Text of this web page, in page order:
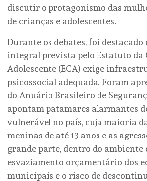
discutir o protagonismo das
de crianças e adolescentes.
Durante os debates, foi destacado
integral prevista pelo Estatuto da
Adolescente (ECA) exige
psicossocial adequada. Foram
do Anuário Brasileiro de
apontam patamares alarmantes
vulnerável no país, cuja maioria
meninas de até 13 anos e as
grande parte, dentro do ambiente
esvaziamento orçamentário dos
municipais e o risco de